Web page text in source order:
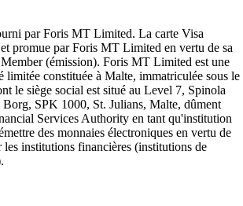
par Foris MT Limited. La carte Visa
et promue par Foris MT Limited en vertu de sa
(émission). Foris MT Limited est une
limitée constituée à Malte, immatriculée sous le
le siège social est situé au Level 7, Spinola
SPK 1000, St. Julians, Malte, dûment
Services Authority en tant qu'institution
des monnaies électroniques en vertu de
institutions financières (institutions de